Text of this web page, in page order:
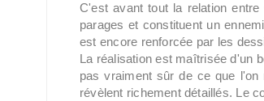
C'est avant tout la relation
parages et constituent un
est encore renforcée par les
La réalisation est maîtrisée d'un
pas vraiment sûr de ce que
révèlent richement détaillés. Le